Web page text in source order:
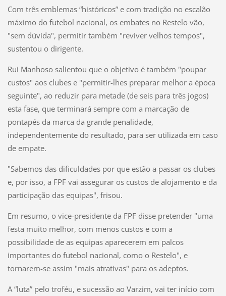
Com três emblemas “históricos” e com tradição no escalão
máximo do futebol nacional, os embates no Restelo vão,
"sem dúvida", permitir também "reviver velhos tempos",
sustentou o dirigente.
Rui Manhoso salientou que o objetivo é também "poupar
custos" aos clubes e "permitir-lhes preparar melhor a época
seguinte", ao reduzir para metade (de seis para três jogos)
esta fase, que terminará sempre com a marcação de
pontapés da marca da grande penalidade,
independentemente do resultado, para ser utilizada em caso
de empate.
"Sabemos das dificuldades por que estão a passar os clubes
e, por isso, a FPF vai assegurar os custos de alojamento e da
participação das equipas", frisou.
Em resumo, o vice-presidente da FPF disse pretender "uma
festa muito melhor, com menos custos e com a
possibilidade de as equipas aparecerem em palcos
importantes do futebol nacional, como o Restelo", e
tornarem-se assim "mais atrativas" para os adeptos.
A “luta” pelo troféu, e sucessão ao Varzim, vai ter início com